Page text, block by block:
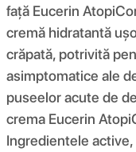
față Eucerin
cremă hidratantă
crăpată, potrivită
asimptomatice ale
puseelor ​​acute de
crema Eucerin
Ingredientele